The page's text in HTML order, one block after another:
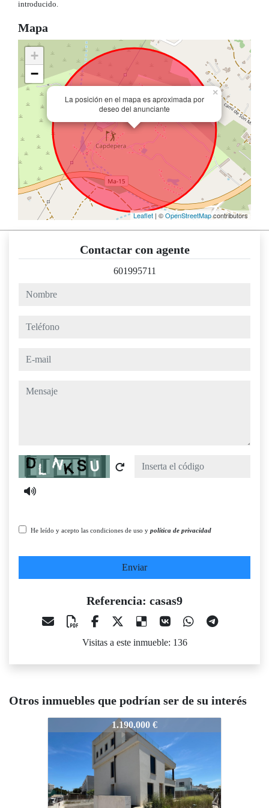
introducido.
Mapa
La posición en el mapa es aproximada por
deseo del anunciante
×
+
−
Leaflet | ©OpenStreetMapcontributors
Contactar con agente
601995711
nombre
teléfono
e-mail
mensaje
Captcha
He leído y acepto las condiciones de uso y política de privacidad
Enviar
Referencia: casas9
Visitas a este inmueble: 136
Otros inmuebles que podrían ser de su interés
1.100.000 €